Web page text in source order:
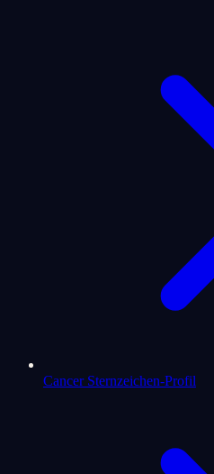
Cancer Sternzeichen-Profil